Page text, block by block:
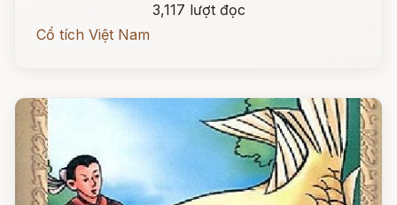
3,117 lượt đọc
Cổ tích Việt Nam